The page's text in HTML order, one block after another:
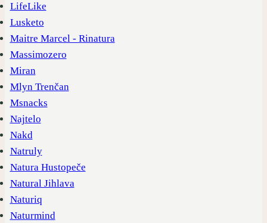
LifeLike
Lusketo
Maitre Marcel - Rinatura
Massimozero
Miran
Mlyn Trenčan
Msnacks
Najtelo
Nakd
Natruly
Natura Hustopeče
Natural Jihlava
Naturiq
Naturmind